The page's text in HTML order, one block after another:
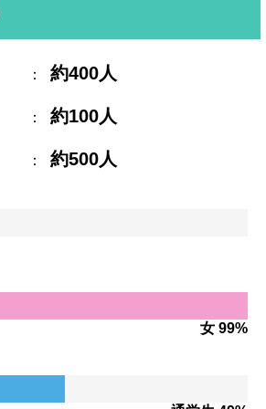
： 約400人
： 約100人
： 約500人
女 99%